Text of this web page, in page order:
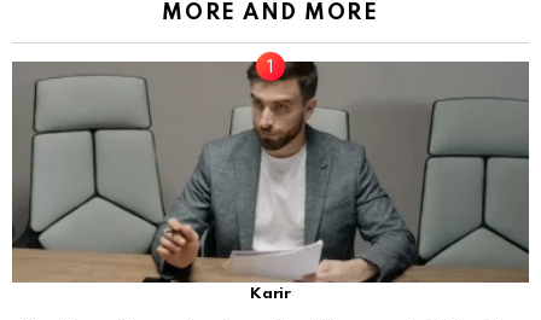
MORE AND MORE
Karir